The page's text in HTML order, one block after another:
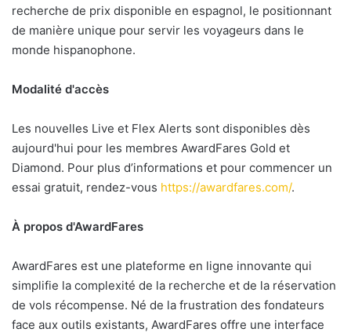
recherche de prix disponible en espagnol, le positionnant
de manière unique pour servir les voyageurs dans le
monde hispanophone.
Modalité d'accès
Les nouvelles Live et Flex Alerts sont disponibles dès
aujourd'hui pour les membres AwardFares Gold et
Diamond. Pour plus d’informations et pour commencer un
essai gratuit, rendez-vous https://awardfares.com/.
À propos d'AwardFares
AwardFares est une plateforme en ligne innovante qui
simplifie la complexité de la recherche et de la réservation
de vols récompense. Né de la frustration des fondateurs
face aux outils existants, AwardFares offre une interface